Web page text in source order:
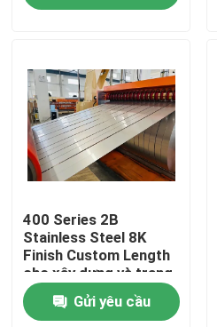
Kiểm soát chất lượng
Liên hệ chúng tôi
cuộn thép không gỉ
Tấm thép không gỉ kim loại
400 Series 2B
Stainless Steel 8K
Finish Custom Length
cho xây dựng và trang
trí
Gửi yêu cầu